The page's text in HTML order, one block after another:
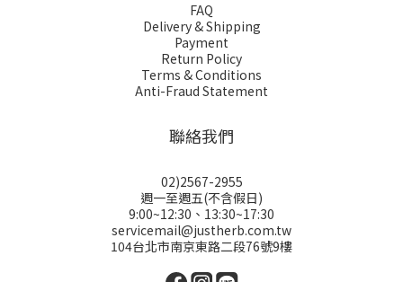
FAQ
Delivery & Shipping
Payment
Return Policy
Terms & Conditions
Anti-Fraud Statement
聯絡我們
02)2567-2955
週一至週五(不含假日)
9:00~12:30、13:30~17:30
servicemail@justherb.com.tw
104台北市南京東路二段76號9樓